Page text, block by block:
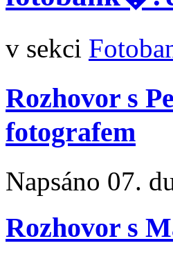
v sekci
Rozhovor s
fotografem
Napsáno 07.
Rozhovor s